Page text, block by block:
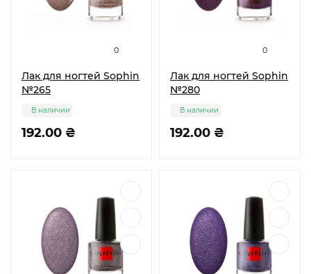
0
Лак для ногтей Sophin
№265
192.00 ₴
В наличии
0
Лак для ногтей Sophin
№280
192.00 ₴
В наличии